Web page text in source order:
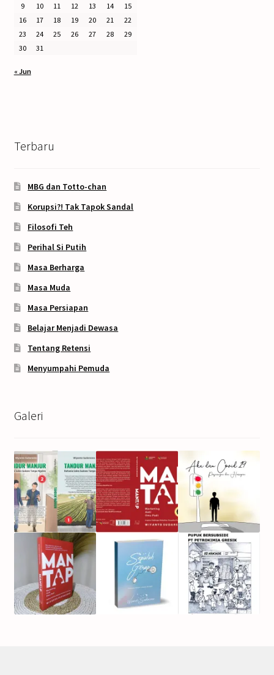
9
10 11 12 13 14
15
16
17 18 19 20 21
22
23
24 25 26 27 28
29
30
31
« Jun
Terbaru
MBG dan Totto-chan
Korupsi?! Tak Tapok Sandal
Filosofi Teh
Perihal Si Putih
Masa Berharga
Masa Muda
Masa Persiapan
Belajar Menjadi Dewasa
Tentang Retensi
Menyumpahi Pemuda
Galeri